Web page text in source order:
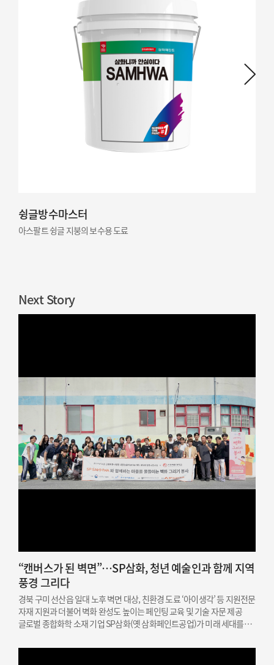
슁글방수마스터
아스팔트 슁글 지붕의 보수용 도료
Next Story
“캔버스가 된 벽면”…SP삼화, 청년 예술인과 함께 지역
풍경 그리다
경북 구미 선산읍 일대 노후 벽면 대상, 친환경 도료 ‘아이생각’ 등 지원전문
자재 지원과 더불어 벽화 완성도 높이는 페인팅 교육 및 기술 자문 제공
글로벌 종합화학 소재 기업 SP삼화(옛 삼화페인트공업)가 미래 세대를
성공적으로 마쳤다고 밝혔다. SP삼화는…